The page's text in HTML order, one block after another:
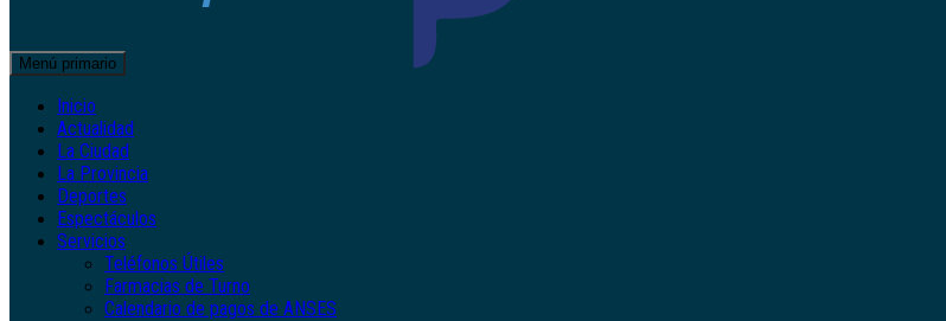
Menú primario
Inicio
Actualidad
La Ciudad
La Provincia
Deportes
Espectáculos
Servicios
Teléfonos Útiles
Farmacias de Turno
Calendario de pagos de ANSES